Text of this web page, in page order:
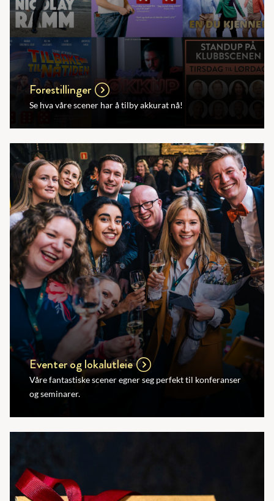
Forestillinger
Se hva våre scener har å tilby akkurat nå!
Eventer og lokalutleie
Våre fantastiske scener egner seg perfekt til konferanser
og seminarer.